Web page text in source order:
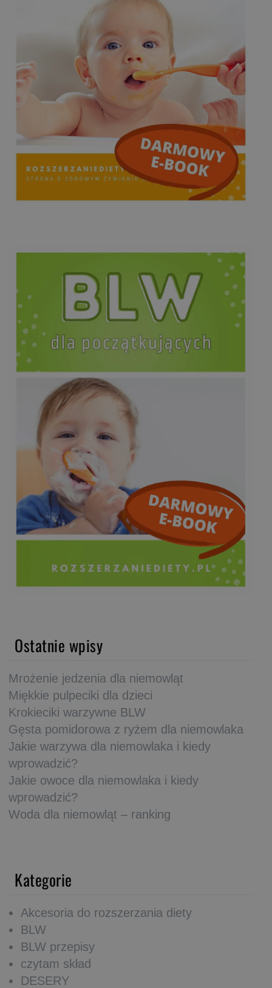
Ostatnie wpisy
Mrożenie jedzenia dla niemowląt
Miękkie pulpeciki dla dzieci
Krokieciki warzywne BLW
Gęsta pomidorowa z ryżem dla niemowlaka
Jakie warzywa dla niemowlaka i kiedy
wprowadzić?
Jakie owoce dla niemowlaka i kiedy
wprowadzić?
Woda dla niemowląt – ranking
Kategorie
Akcesoria do rozszerzania diety
BLW
BLW przepisy
czytam skład
DESERY